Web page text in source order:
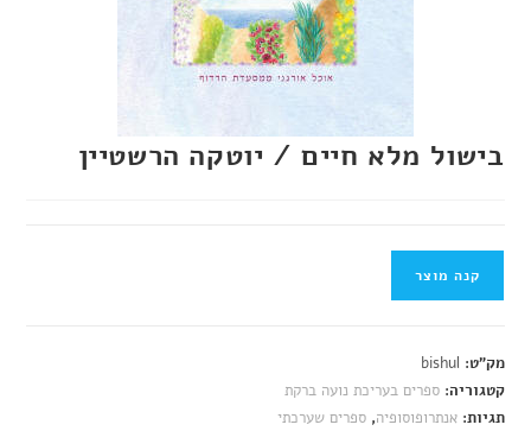
בישול מלא חיים / יוטקה הרשטיין
קנה מוצר
מק"ט: bishul
קטגוריה:ספרים בעריכת נועה ברקת
תגיות:אנתרופוסופיה,ספרים שערכתי